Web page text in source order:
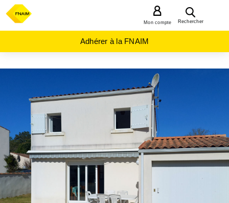
Rechercher
Mon compte
Adhérer à la FNAIM
NOUVELLE-
CHARENTE-
MARITIME
(17)
ST
PIERRE
D
OLERON
(17310)